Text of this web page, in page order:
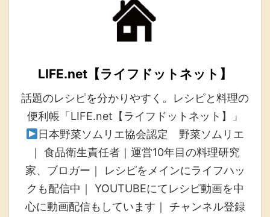
LIFE.net【ライフドットネット】
話題のレシピを分かりやすく。レシピと料理の
便利帳「LIFE.net【ライフドットネット】」
日本野菜ソムリエ協会認定 野菜ソムリエ
｜ 食品衛生責任者｜運営10年目の料理研究
家、ブロガー｜ レシピをメインにライフハッ
クも配信中｜ YOUTUBEにてレシピ動画を中
心に動画配信もしています｜ チャンネル登録